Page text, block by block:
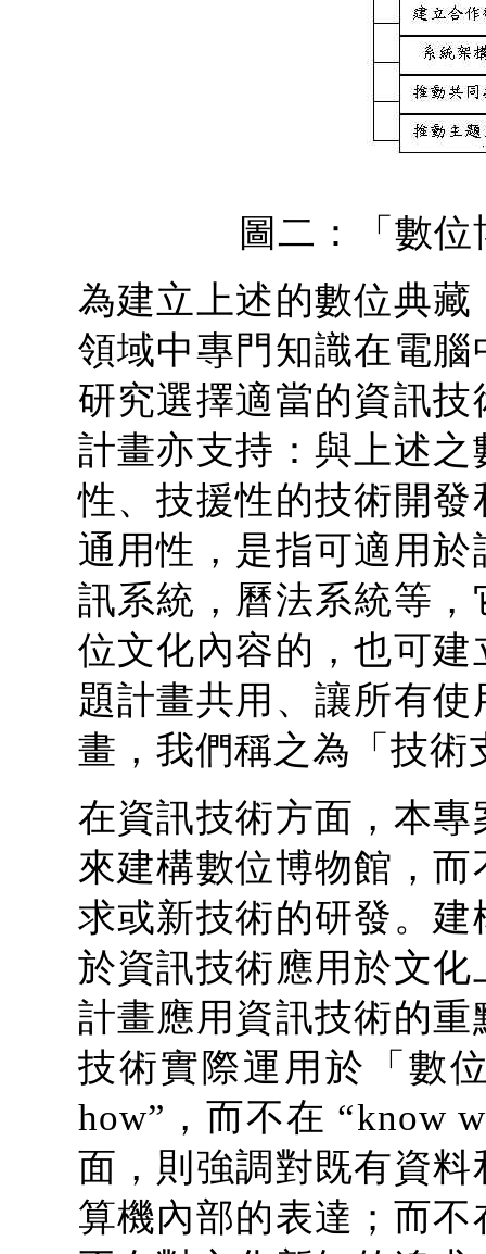
圖二：「數
為建立上述的數位典
領域中專門知識在電
研究選擇適當的資訊
計畫亦支持：與上述
性、技援性的技術開
通用性，是指可適用
訊系統，曆法系統等
位文化內容的，也可
題計畫共用、讓所有
畫，我們稱之為「技術
在資訊技術方面，本
來建構數位博物館，
求或新技術的研發。
於資訊技術應用於文
計畫應用資訊技術的
技術實際運用於「數
how”，而不在 “know
面，則強調對既有資
算機內部的表達；而